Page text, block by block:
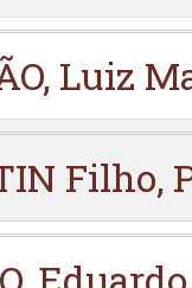
Luiz
Filho,